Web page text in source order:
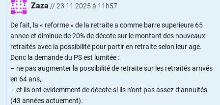
Zaza // 23.11.2025 à 11h57
De fait, la « reforme » de la retraite a comme barre superieure 65
annee et diminue de 20% de décote sur le montant des nouveaux
retraités avec la possibilité pour partir en retraite selon leur age.
Donc la demande du PS est lumitée :
– ne pas augmenter la possibilité de retraite sur les retraités arrivés
en 64 ans,.
– et ils ont evidemment de décote si ils n’ont pas assez d’annuités
(43 années actuement).